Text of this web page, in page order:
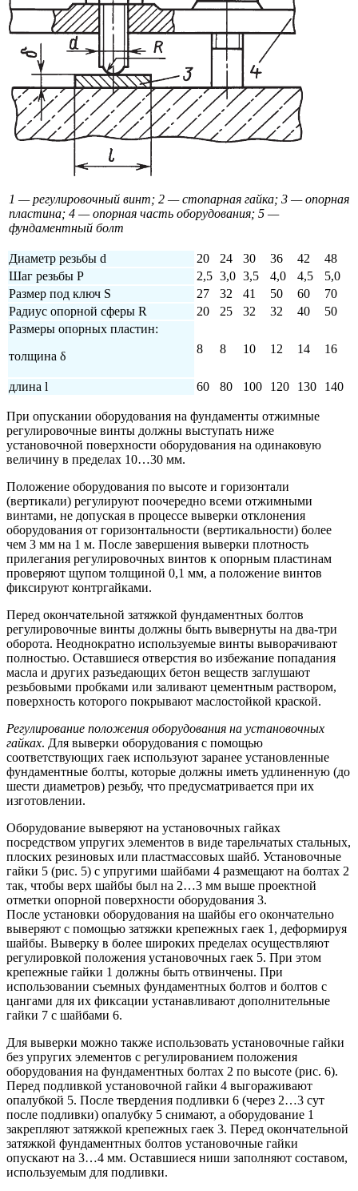
1 — регулировочный винт; 2 — стопарная гайка; 3 — опорная
пластина; 4 — опорная часть оборудования; 5 —
фундаментный болт
Диаметр резьбы d 20 24 30 36 42
48
Шаг резьбы Р
2,5 3,0 3,5 4,0 4,5
5,0
Размер под ключ S
27 32 41 50 60
70
Радиус опорной сферы R
20 25 32 32 40
50
Размеры опорных пластин:
толщина δ
8 8 10 12 14 16
длина l 60 80 100 120 130 140
При опускании оборудования на фундаменты отжимные
регулировочные винты должны выступать ниже
установочной поверхности оборудования на одинаковую
величину в пределах 10…30 мм.
Положение оборудования по высоте и горизонтали
(вертикали) регулируют поочередно всеми отжимными
винтами, не допуская в процессе выверки отклонения
оборудования от горизонтальности (вертикальности) более
чем 3 мм на 1 м. После завершения выверки плотность
прилегания регулировочных винтов к опорным пластинам
проверяют щупом толщиной 0,1 мм, а положение винтов
фиксируют контргайками.
Перед окончательной затяжкой фундаментных болтов
регулировочные винты должны быть вывернуты на два-три
оборота. Неоднократно используемые винты выворачивают
полностью. Оставшиеся отверстия во избежание попадания
масла и других разъедающих бетон веществ заглушают
резьбовыми пробками или заливают цементным раствором,
поверхность которого покрывают маслостойкой краской.
Регулирование положения оборудования на установочных
гайках. Для выверки оборудования с помощью
соответствующих гаек используют заранее установленные
фундаментные болты, которые должны иметь удлиненную (до
шести диаметров) резьбу, что предусматривается при их
изготовлении.
Оборудование выверяют на установочных гайках
посредством упругих элементов в виде тарельчатых стальных,
плоских резиновых или пластмассовых шайб. Установочные
гайки 5 (рис. 5) с упругими шайбами 4 размещают на болтах 2
так, чтобы верх шайбы был на 2…3 мм выше проектной
отметки опорной поверхности оборудования 3.
После установки оборудования на шайбы его окончательно
выверяют с помощью затяжки крепежных гаек 1, деформируя
шайбы. Выверку в более широких пределах осуществляют
регулировкой положения установочных гаек 5. При этом
крепежные гайки 1 должны быть отвинчены. При
использовании съемных фундаментных болтов и болтов с
цангами для их фиксации устанавливают дополнительные
гайки 7 с шайбами 6.
Для выверки можно также использовать установочные гайки
без упругих элементов с регулированием положения
оборудования на фундаментных болтах 2 по высоте (рис. 6).
Перед подливкой установочной гайки 4 выгораживают
опалубкой 5. После твердения подливки 6 (через 2…3 сут
после подливки) опалубку 5 снимают, а оборудование 1
закрепляют затяжкой крепежных гаек 3. Перед окончательной
затяжкой фундаментных болтов установочные гайки
опускают на 3…4 мм. Оставшиеся ниши заполняют составом,
используемым для подливки.